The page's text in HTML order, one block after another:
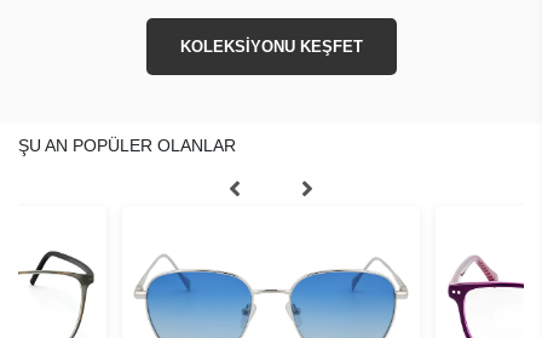
KOLEKSİYONU KEŞFET
ŞU AN POPÜLER OLANLAR